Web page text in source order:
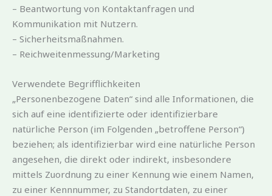
– Beantwortung von Kontaktanfragen und
Kommunikation mit Nutzern.
– Sicherheitsmaßnahmen.
– Reichweitenmessung/Marketing
Verwendete Begrifflichkeiten
„Personenbezogene Daten“ sind alle Informationen, die
sich auf eine identifizierte oder identifizierbare
natürliche Person (im Folgenden „betroffene Person“)
beziehen; als identifizierbar wird eine natürliche Person
angesehen, die direkt oder indirekt, insbesondere
mittels Zuordnung zu einer Kennung wie einem Namen,
zu einer Kennnummer, zu Standortdaten, zu einer